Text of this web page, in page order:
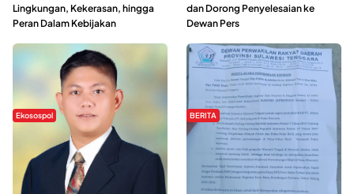
Lingkungan, Kekerasan, hingga
Peran Dalam Kebijakan
dan Dorong Penyelesaian ke
Dewan Pers
Ekosospol
Slogan Pemberdayaan Lokal
Dinilai Hanya Pemanis, Tokoh
Pemuda Wilalang Kritik Dominasi
Orang Luar
BERITA
Hipmawani Bersama DPRD Sultra
Sepakati RDP Perihal IUP
Pertambangan di Pulau Wawonii